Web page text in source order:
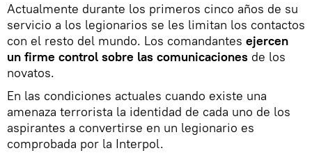
Actualmente durante los primeros cinco años de su
servicio a los legionarios se les limitan los contactos
con el resto del mundo. Los comandantes ejercen
un firme control sobre las comunicaciones de los
novatos.
En las condiciones actuales cuando existe una
amenaza terrorista la identidad de cada uno de los
aspirantes a convertirse en un legionario es
comprobada por la Interpol.